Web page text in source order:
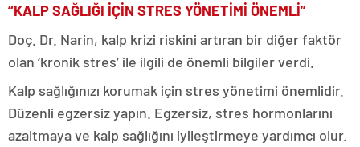
“KALP SAĞLIĞI İÇİN STRES YÖNETİMİ ÖNEMLİ”
Doç. Dr. Narin, kalp krizi riskini artıran bir diğer faktör
olan ‘kronik stres’ ile ilgili de önemli bilgiler verdi.
Kalp sağlığınızı korumak için stres yönetimi önemlidir.
Düzenli egzersiz yapın. Egzersiz, stres hormonlarını
azaltmaya ve kalp sağlığını iyileştirmeye yardımcı olur.